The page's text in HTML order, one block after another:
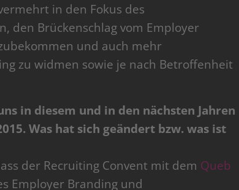
in den Fokus des
den Brückenschlag vom Employer
und auch mehr
zu widmen sowie je nach Betroffenheit
in diesem und in den nächsten Jahren
Was hat sich geändert bzw. was ist
der Recruiting Convent mit dem Queb
Employer Branding und